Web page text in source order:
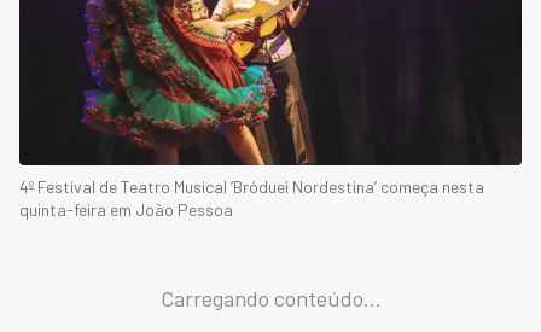
4º Festival de Teatro Musical ‘Bróduei Nordestina’ começa nesta
quinta-feira em João Pessoa
Carregando conteúdo...